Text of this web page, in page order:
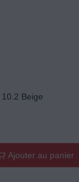
10.2 Beige
Ajouter au panier